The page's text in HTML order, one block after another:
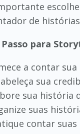
de
Passo para
a contar
sua
sua história
suas
contar